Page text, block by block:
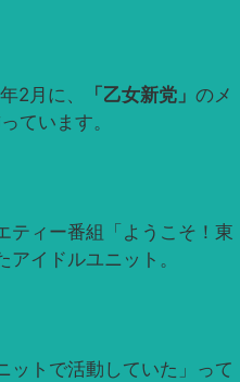
2月に、 「乙女新党」 のメ
ています。
ティー番組「ようこそ！東
イドルユニット。
ットで活動していた」って